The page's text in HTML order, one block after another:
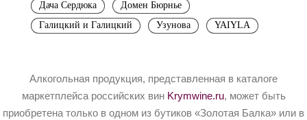
Дача Сердюка
Домен Бюрнье
Галицкий и Галицкий
Узунова YAIYLA
Алкогольная продукция, представленная в каталоге
маркетплейса российских вин Krymwine.ru, может быть
приобретена только в одном из бутиков «Золотая Балка» или в